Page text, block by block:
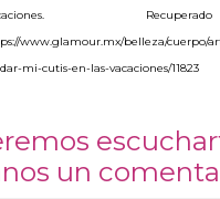
www.glamour.mx/belleza/cuerpo/
mi-cutis-en-las-vacaciones/11823
un